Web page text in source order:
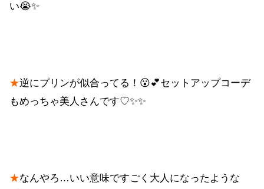
い😭✨
★逆にプリンが似合ってる！😮💕セットアップコーデ
もめっちゃ美人さんです♡✨✨
★なんやろ…いい意味ですごく大人になったような